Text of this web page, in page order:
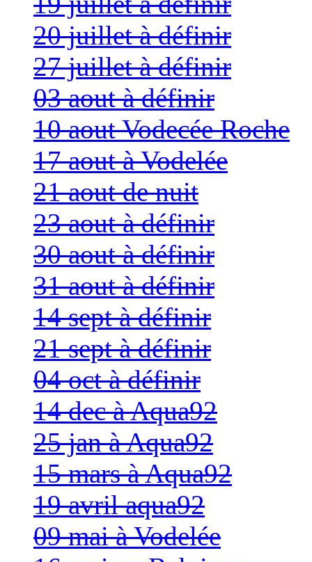
20 juillet à définir
27 juillet à définir
03 aout à définir
10 aout Vodecée Roche
17 aout à Vodelée
21 aout de nuit
23 aout à définir
30 aout à définir
31 aout à définir
14 sept à définir
21 sept à définir
04 oct à définir
14 dec à Aqua92
25 jan à Aqua92
15 mars à Aqua92
19 avril aqua92
09 mai à Vodelée